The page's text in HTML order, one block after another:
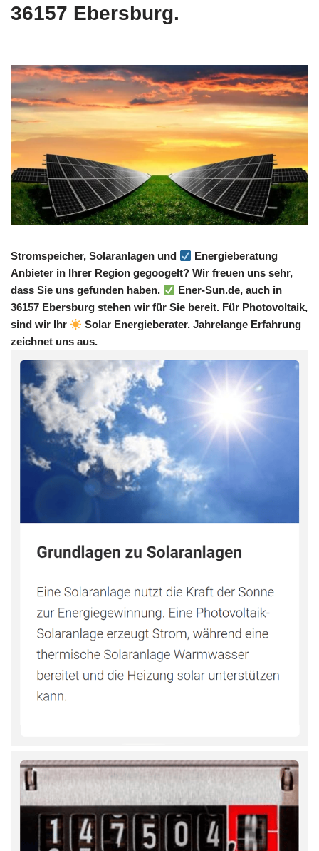
36157 Ebersburg.
Stromspeicher, Solaranlagen und
Energieberatung
Anbieter in Ihrer Region gegoogelt? Wir freuen uns sehr,
dass Sie uns gefunden haben.
Ener-Sun.de, auch in
36157 Ebersburg stehen wir für Sie bereit. Für Photovoltaik,
sind wir Ihr
Solar Energieberater. Jahrelange Erfahrung
zeichnet uns aus.